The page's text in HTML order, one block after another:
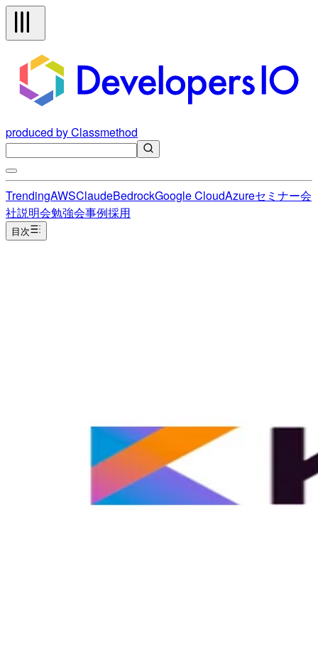
produced by Classmethod
TrendingAWSClaudeBedrockGoogle CloudAzureセミナー会
社説明会勉強会事例採用
目次